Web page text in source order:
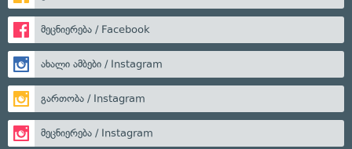
მეცნიერება / Facebook
ახალი ამბები / Instagram
გართობა / Instagram
მეცნიერება / Instagram